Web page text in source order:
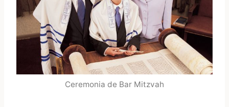
Ceremonia de Bar Mitzvah